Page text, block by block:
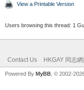
View a Printable Version
Users browsing this thread: 1
Contact Us HKGAY 同志
Powered By MyBB , © 2002-